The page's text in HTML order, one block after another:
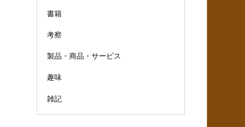
書籍
考察
製品・商品・サービス
趣味
雑記